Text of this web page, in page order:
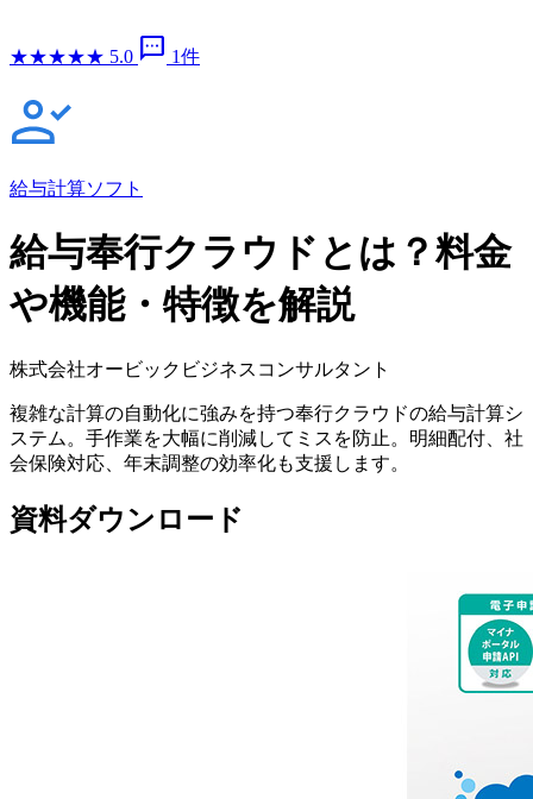
★★★★★ 5.0 sms 1件
給与計算ソフト
給与奉行クラウドとは？料金
や機能・特徴を解説
株式会社オービックビジネスコンサルタント
複雑な計算の自動化に強みを持つ奉行クラウドの給与計算シ
ステム。手作業を大幅に削減してミスを防止。明細配付、社
会保険対応、年末調整の効率化も支援します。
資料ダウンロード